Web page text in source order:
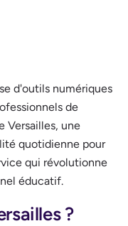
d'outils numériques
de
Versailles, une
quotidienne pour
qui révolutionne
éducatif.
?